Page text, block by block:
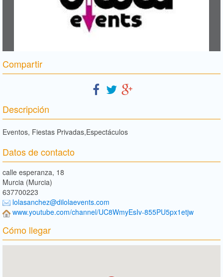
Compartir
Descripción
Eventos, Fiestas Privadas,Espectáculos
Datos de contacto
calle esperanza, 18
Murcia (Murcia)
637700223
lolasanchez@dilolaevents.com
www.youtube.com/channel/UC8WmyEsIv-855PU5px1etjw
Cómo llegar